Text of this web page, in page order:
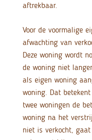
aftrekbaar.
Voor de voormalige
afwachting van
Deze woning wordt
de woning niet
als eigen woning
woning. Dat
twee woningen de
woning na het
niet is verkocht,